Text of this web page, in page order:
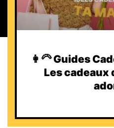
👩‍🦳 Guides
Les cadeaux